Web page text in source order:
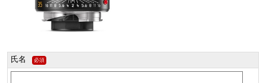
氏名 必須